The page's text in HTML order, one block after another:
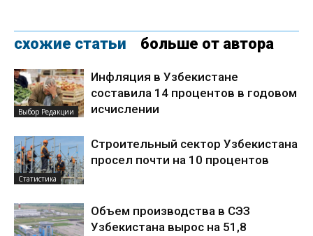
схожие статьи больше от автора
Выбор Редакции
Инфляция в Узбекистане
составила 14 процентов в годовом
исчислении
Статистика
Строительный сектор Узбекистана
просел почти на 10 процентов
Объем производства в СЭЗ
Узбекистана вырос на 51,8